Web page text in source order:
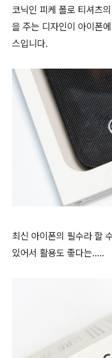
코닉인 피케 폴로 티셔츠
을 주는 디자인이 아이폰
스입니다.
최신 아이폰의 필수라 할
있어서 활용도 좋다는.....